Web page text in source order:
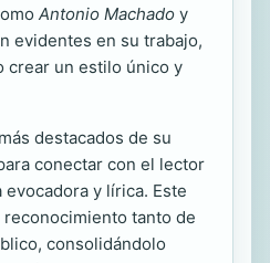
Antonio Machado y
evidentes en su trabajo,
crear un estilo único y
destacados de su
conectar con el lector
y lírica. Este
tanto de
consolidándolo